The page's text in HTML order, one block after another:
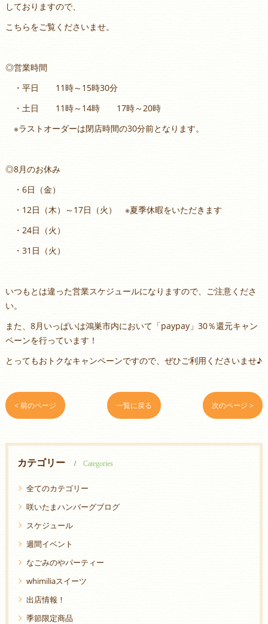
しておりますので、
こちらをご覧くださいませ。
◎営業時間
・平日 11時～15時30分
・土日 11時～14時 17時～20時
※ラストオーダーは閉店時間の30分前となります。
◎8月のお休み
・6日（金）
・12日（木）～17日（火） ※夏季休暇をいただきます
・24日（火）
・31日（火）
いつもとは違った営業スケジュールになりますので、ご注意くださ
い。
また、8月いっぱいは鴻巣市内において「paypay」30％還元キャン
ペーンを行っています！
とってもおトクなキャンペーンですので、ぜひご利用くださいませ♪
< 前のページ 一覧に戻る 次のページ >
カテゴリー Categories
全てのカテゴリー
咲いたまハンバーグブログ
スケジュール
週間イベント
なごみのやパーティー
whimiliaスイーツ
出店情報！
季節限定商品